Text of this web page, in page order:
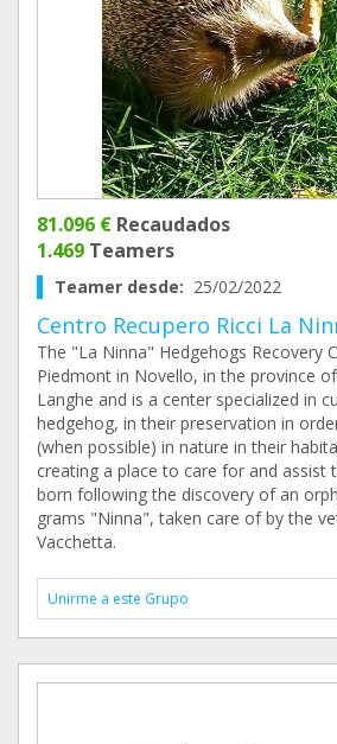
81.096 € Recaudados
1.469 Teamers
Teamer desde: 25/02/2022
Centro Recupero Ricci La
The "La Ninna" Hedgehogs Recovery
Piedmont in Novello, in the province
Langhe and is a center specialized in
hedgehog, in their preservation in
(when possible) in nature in their
creating a place to care for and assist
born following the discovery of an
grams "Ninna", taken care of by the
Vacchetta.
Unirme a este Grupo